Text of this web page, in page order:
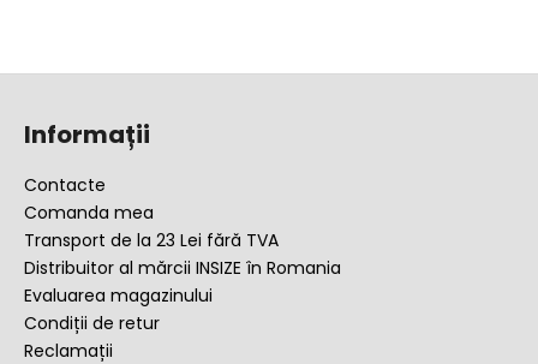
Informații
Contacte
Comanda mea
Transport de la 23 Lei fără TVA
Distribuitor al mărcii INSIZE în Romania
Evaluarea magazinului
Condiții de retur
Reclamații